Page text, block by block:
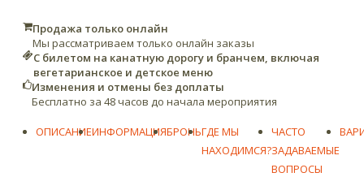
Продажа только онлайн
Мы рассматриваем только онлайн заказы
С билетом на канатную дорогу и бранчем, включая
вегетарианское и детское меню
Изменения и отмены без доплаты
Бесплатно за 48 часов до начала мероприятия
ОПИСАНИЕИНФОРМАЦИЯБРОНЬГДЕ МЫ
НАХОДИМСЯ?
ЧАСТО
ЗАДАВАЕМЫЕ
ВОПРОСЫ